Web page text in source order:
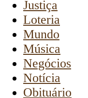
Justiça
Loteria
Mundo
Música
Negócios
Notícia
Obituário